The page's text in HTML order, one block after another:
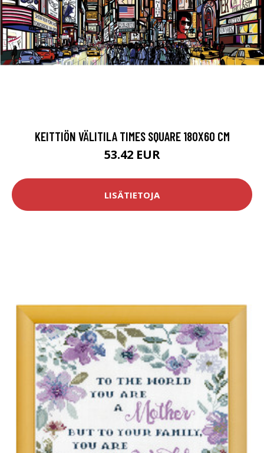
KEITTIÖN VÄLITILA TIMES SQUARE 180X60 CM
53.42 EUR
LISÄTIETOJA